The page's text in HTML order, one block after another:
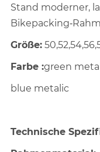
Stand moderner,
Größe:
Farbe :green
blue metalic
Technische